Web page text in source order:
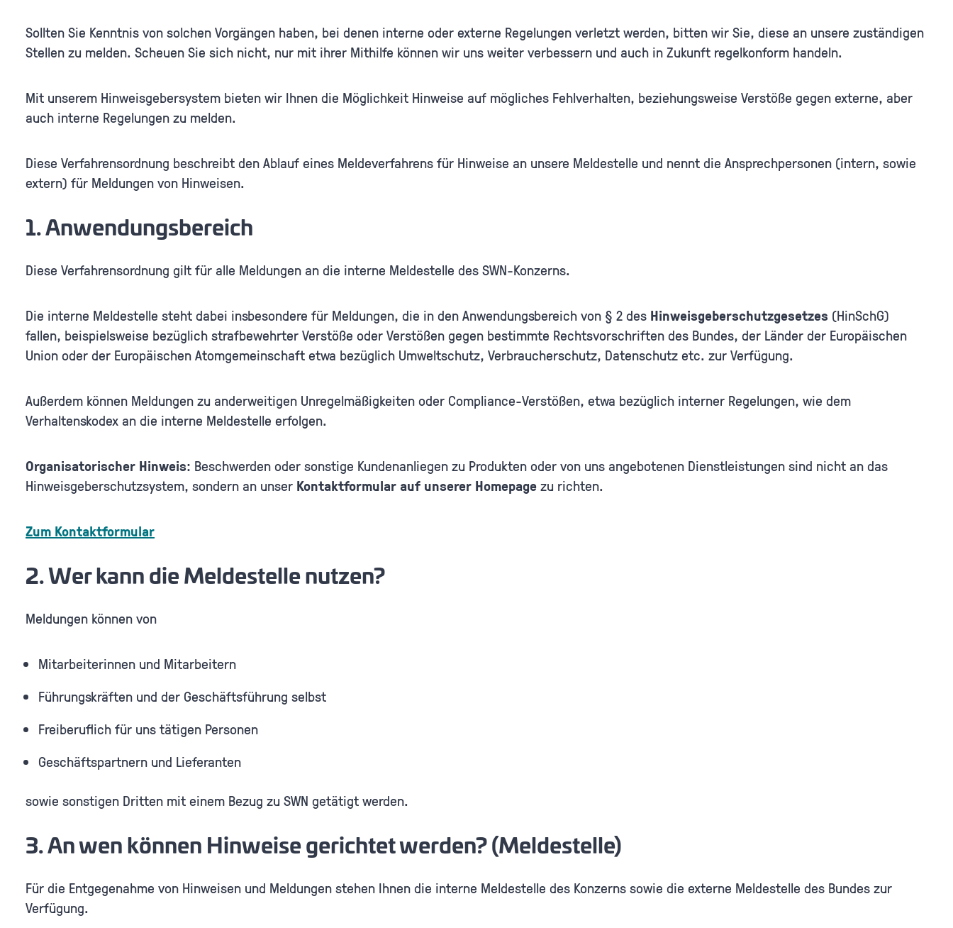
Sollten Sie Kenntnis von solchen Vorgängen haben, bei denen interne oder externe Regelungen verletzt werden, bitten wir Sie, diese an unsere zuständigen
Stellen zu melden. Scheuen Sie sich nicht, nur mit ihrer Mithilfe können wir uns weiter verbessern und auch in Zukunft regelkonform handeln.
Mit unserem Hinweisgebersystem bieten wir Ihnen die Möglichkeit Hinweise auf mögliches Fehlverhalten, beziehungsweise Verstöße gegen externe, aber
auch interne Regelungen zu melden.
Diese Verfahrensordnung beschreibt den Ablauf eines Meldeverfahrens für Hinweise an unsere Meldestelle und nennt die Ansprechpersonen (intern, sowie
extern) für Meldungen von Hinweisen.
1. Anwendungsbereich
Diese Verfahrensordnung gilt für alle Meldungen an die interne Meldestelle des SWN-Konzerns.
Die interne Meldestelle steht dabei insbesondere für Meldungen, die in den Anwendungsbereich von § 2 des Hinweisgeberschutzgesetzes (HinSchG)
fallen, beispielsweise bezüglich strafbewehrter Verstöße oder Verstößen gegen bestimmte Rechtsvorschriften des Bundes, der Länder der Europäischen
Union oder der Europäischen Atomgemeinschaft etwa bezüglich Umweltschutz, Verbraucherschutz, Datenschutz etc. zur Verfügung.
Außerdem können Meldungen zu anderweitigen Unregelmäßigkeiten oder Compliance-Verstößen, etwa bezüglich interner Regelungen, wie dem
Verhaltenskodex an die interne Meldestelle erfolgen.
Organisatorischer Hinweis: Beschwerden oder sonstige Kundenanliegen zu Produkten oder von uns angebotenen Dienstleistungen sind nicht an das
Hinweisgeberschutzsystem, sondern an unser Kontaktformular auf unserer Homepagezu richten.
Zum Kontaktformular
2. Wer kann die Meldestelle nutzen?
Meldungen können von
Mitarbeiterinnen und Mitarbeitern
Führungskräften und der Geschäftsführung selbst
Freiberuflich für uns tätigen Personen
Geschäftspartnern und Lieferanten
sowie sonstigen Dritten mit einem Bezug zu SWN getätigt werden.
3. An wen können Hinweise gerichtet werden? (Meldestelle)
Für die Entgegenahme von Hinweisen und Meldungen stehen Ihnen die interne Meldestelle des Konzerns sowie die externe Meldestelle des Bundes zur
Verfügung.